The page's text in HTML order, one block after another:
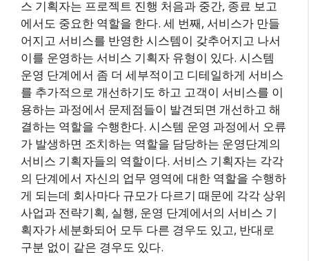
스 기획자는 프로젝트 진행 처음과 중간, 종료 보고
에서도 중요한 역할을 한다. 세 번째, 서비스가 만들
어지고 서비스를 반영한 시스템이 갖추어지고 나서
이를 운영하는 서비스 기획자 유형이 있다. 시스템
운영 단계에서 좀 더 세부적이고 디테일하게 서비스
를 추가적으로 개선하기도 하고 고객이 서비스를 이
용하는 과정에서 문제점들이 발견되면 개선하고 해
결하는 역할을 수행한다. 시스템 운영 과정에서 오류
가 발생하면 조치하는 역할을 담당하는 운영단계의
서비스 기획자들의 역할이다. 서비스 기획자는 각각
의 단계에서 자신의 업무 영역에 대한 역할을 수행하
게 되는데 회사마다 규모가 다르기 때문에 각각 상위
사업과 전략기획, 실행, 운영 단계에서의 서비스 기
획자가 세분화되어 모두 다른 경우도 있고, 반대로
구분 없이 같은 경우도 있다.